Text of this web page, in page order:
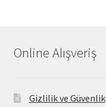
Online Alışveriş
Gizlilik ve Güvenlik